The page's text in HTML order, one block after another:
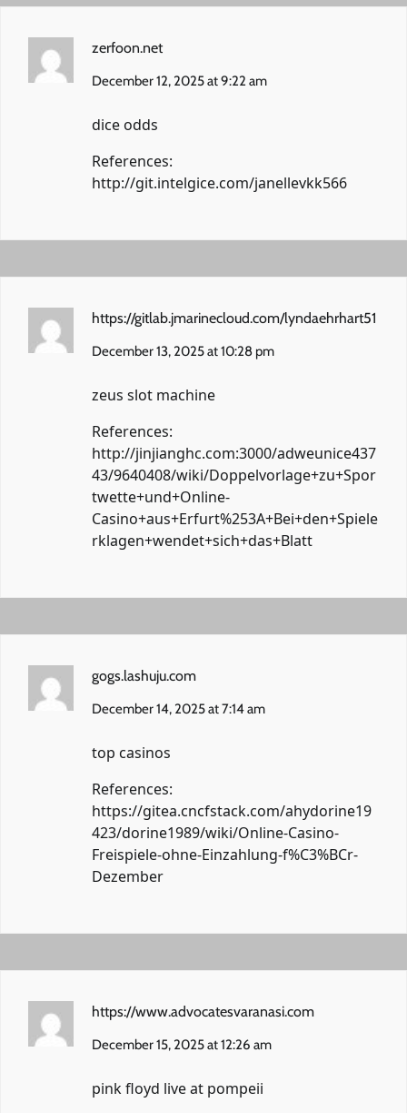
zerfoon.net
December 12, 2025 at 9:22 am
dice odds
References:
http://git.intelgice.com/janellevkk566
https://gitlab.jmarinecloud.com/lyndaehrhart51
December 13, 2025 at 10:28 pm
zeus slot machine
References:
http://jinjianghc.com:3000/adweunice437
43/9640408/wiki/Doppelvorlage+zu+Spor
twette+und+Online-
Casino+aus+Erfurt%253A+Bei+den+Spiele
rklagen+wendet+sich+das+Blatt
gogs.lashuju.com
December 14, 2025 at 7:14 am
top casinos
References:
https://gitea.cncfstack.com/ahydorine19
423/dorine1989/wiki/Online-Casino-
Freispiele-ohne-Einzahlung-f%C3%BCr-
Dezember
https://www.advocatesvaranasi.com
December 15, 2025 at 12:26 am
pink floyd live at pompeii